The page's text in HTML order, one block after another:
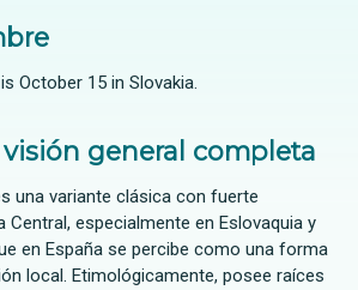
October 15 in Slovakia.
general completa
una variante clásica con fuerte
Central, especialmente en Eslovaquia y
en España se percibe como una forma
local. Etimológicamente, posee raíces